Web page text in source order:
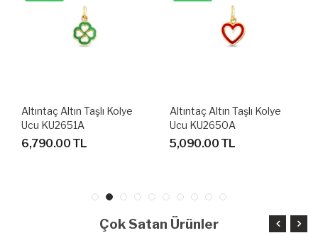
Altıntaç Altın Taşlı Kolye
Ucu KU2651A
6,790.00 TL
Altıntaç Altın Taşlı Kolye
Ucu KU2650A
5,090.00 TL
Çok Satan Ürünler